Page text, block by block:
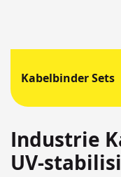
Kabelbinder Sets
Industrie
UV-